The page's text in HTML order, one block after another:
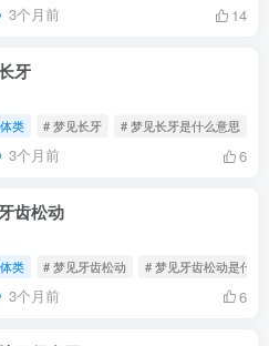
3个月前 14
牙
类 # 梦见长牙 # 梦见长牙是什么意思
3个月前 6
齿松动
类 # 梦见牙齿松动 # 梦见牙齿松动是什么
3个月前 6